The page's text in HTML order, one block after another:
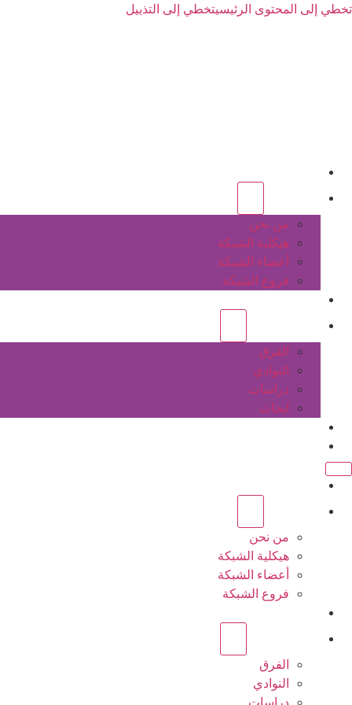
تخطي إلى المحتوى الرئيسيتخطي إلى التذييل
من نحن
هيكلية الشبكة
أعضاء الشبكة
فروع الشبكة
الفرق
النوادي
دراسات
ابحاث
من نحن
هيكلية الشبكة
أعضاء الشبكة
فروع الشبكة
الفرق
النوادي
دراسات